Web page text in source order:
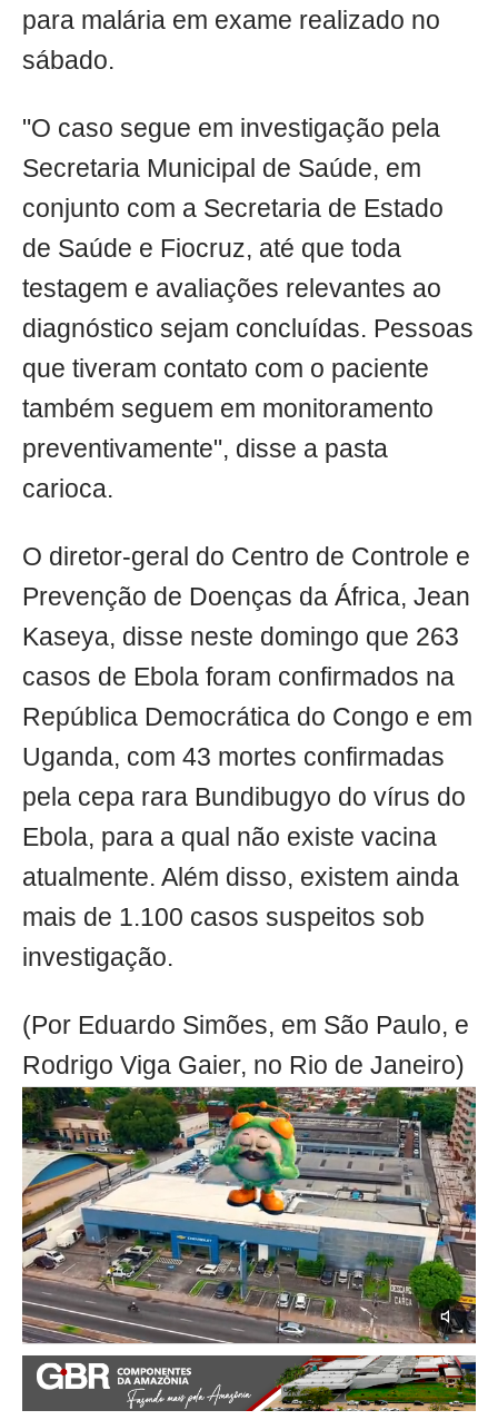
para malária em exame realizado no
sábado.
"O caso segue em investigação pela
Secretaria Municipal de Saúde, em
conjunto com a Secretaria de Estado
de Saúde e Fiocruz, até que toda
testagem e avaliações relevantes ao
diagnóstico sejam concluídas. Pessoas
que tiveram contato com o paciente
também seguem em monitoramento
preventivamente", disse a pasta
carioca.
O diretor-geral do Centro de Controle e
Prevenção de Doenças da África, Jean
Kaseya, disse neste domingo que 263
casos de Ebola foram confirmados na
República Democrática do Congo e em
Uganda, com 43 mortes confirmadas
pela cepa rara Bundibugyo do vírus do
Ebola, para a qual não existe vacina
atualmente. Além disso, existem ainda
mais de 1.100 casos suspeitos sob
investigação.
(Por Eduardo Simões, em São Paulo, e
Rodrigo Viga Gaier, no Rio de Janeiro)